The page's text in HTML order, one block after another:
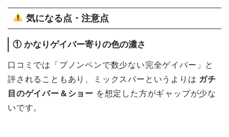
気になる点・注意点
① かなりゲイバー寄りの色の濃さ
口コミでは「プノンペンで数少ない完全ゲイバー」と
評されることもあり、ミックスバーというよりは ガチ
目のゲイバー＆ショー を想定した方がギャップが少な
いです。